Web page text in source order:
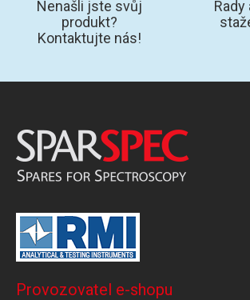
Nenašli jste svůj
produkt?
Kontaktujte nás!
Rady
Provozovatel e-shopu